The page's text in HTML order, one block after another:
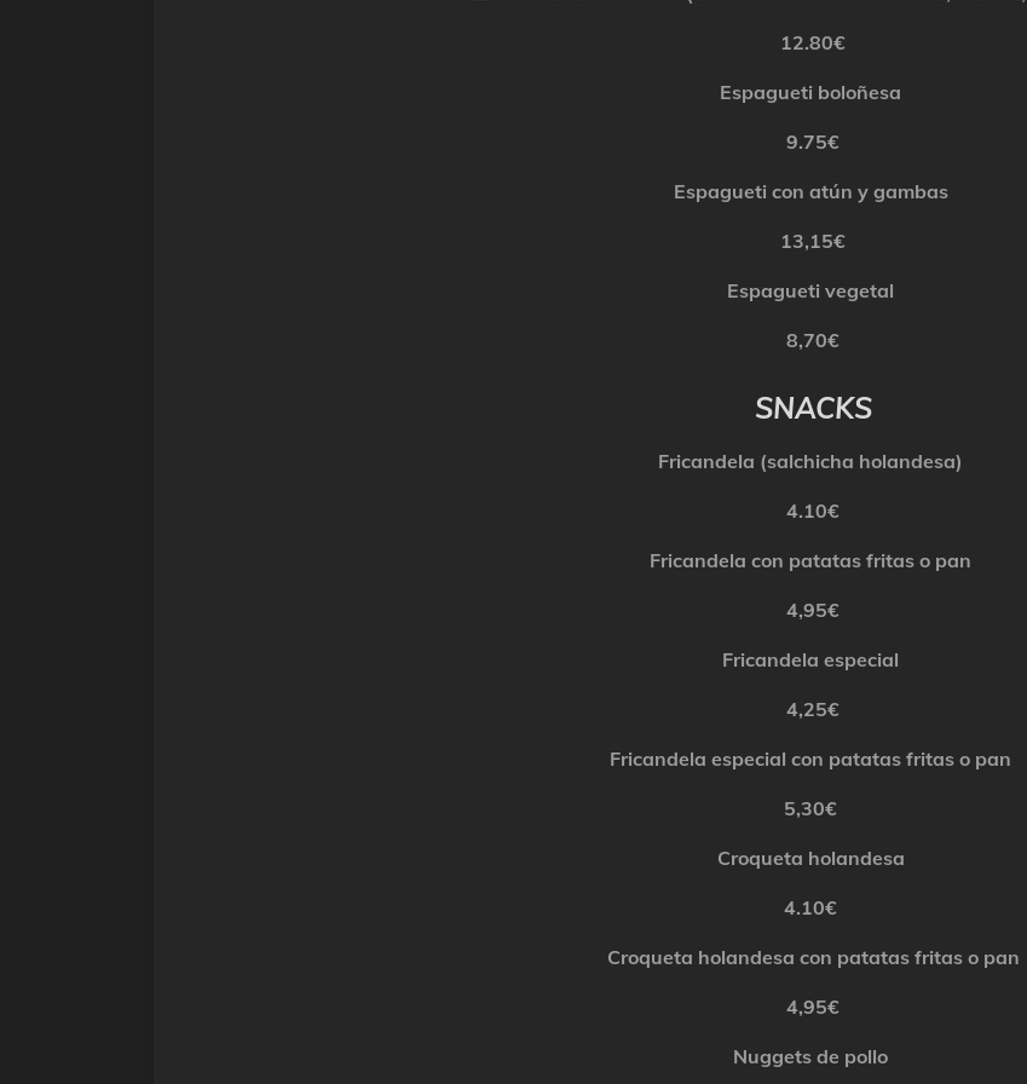
12.80€
Espagueti boloñesa
9.75€
Espagueti con atún y gambas
13,15€
Espagueti vegetal
8,70€
SNACKS
Fricandela (salchicha holandesa)
4.10€
Fricandela con patatas fritas o pan
4,95€
Fricandela especial
4,25€
Fricandela especial con patatas fritas o pan
5,30€
Croqueta holandesa
4.10€
Croqueta holandesa con patatas fritas o pan
4,95€
Nuggets de pollo